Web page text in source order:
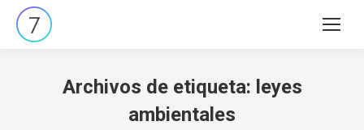
Buscar:
Archivos de etiqueta: leyes
ambientales